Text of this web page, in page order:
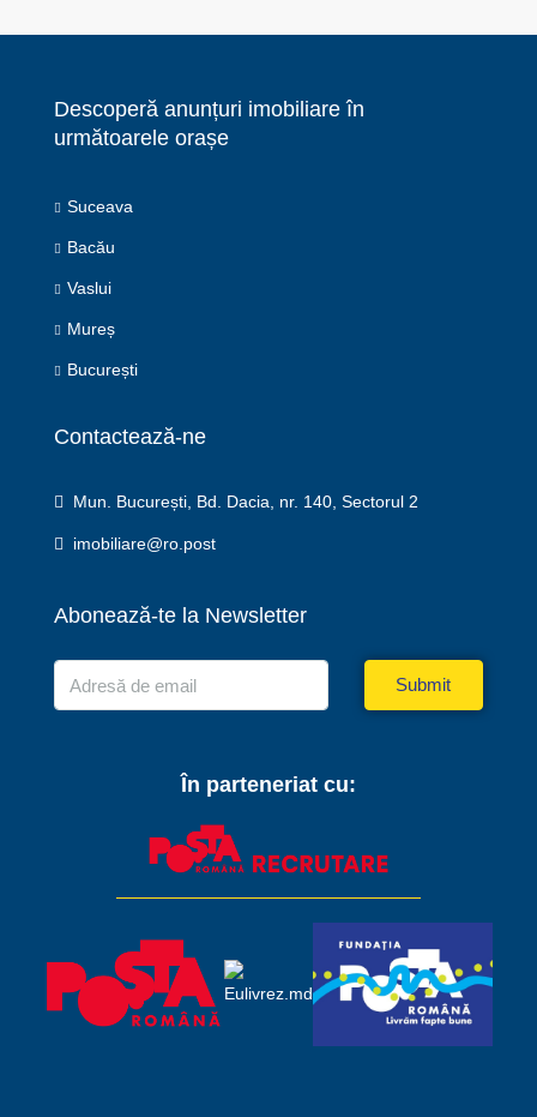
Descoperă anunțuri imobiliare în
următoarele orașe
Suceava
Bacău
Vaslui
Mureș
București
Contactează-ne
Mun. București, Bd. Dacia, nr. 140, Sectorul 2
imobiliare@ro.post
Abonează-te la Newsletter
Submit
În parteneriat cu: